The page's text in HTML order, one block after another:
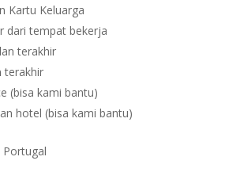
Kartu Keluarga
dari tempat bekerja
terakhir
terakhir
(bisa kami bantu)
hotel (bisa kami bantu)
Portugal